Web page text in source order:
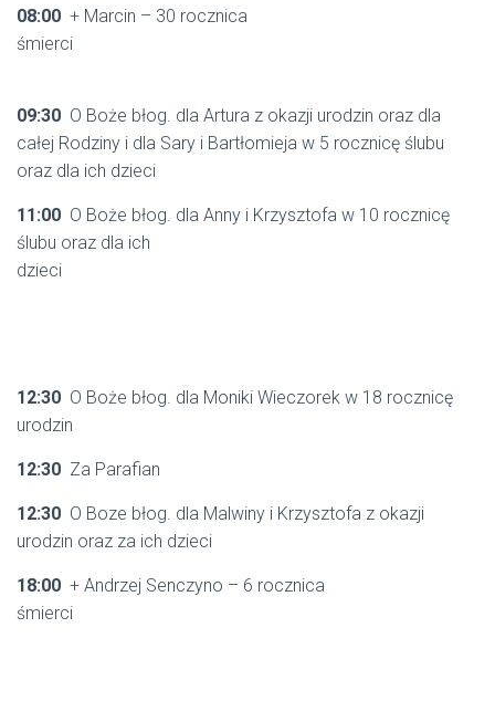
08:00 + Marcin – 30 rocznica
śmierci
09:30 O Boże błog. dla Artura z okazji urodzin oraz dla
całej Rodziny i dla Sary i Bartłomieja w 5 rocznicę ślubu
oraz dla ich dzieci
11:00 O Boże błog. dla Anny i Krzysztofa w 10 rocznicę
ślubu oraz dla ich
dzieci
12:30 O Boże błog. dla Moniki Wieczorek w 18 rocznicę
urodzin
12:30 Za Parafian
12:30 O Boze błog. dla Malwiny i Krzysztofa z okazji
urodzin oraz za ich dzieci
18:00 + Andrzej Senczyno – 6 rocznica
śmierci